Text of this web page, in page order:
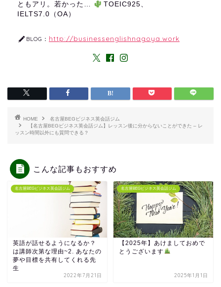
ともアリ。若かった…
TOEIC925、
IELTS7.0（OA）
BLOG： http://businessenglishnagoya.work
HOME
名古屋BEGビジネス英会話ジム
【名古屋BEGビジネス英会話ジム】レッスン後に分からないことができた – レ
ッスン時間以外にも質問できる？
こんな記事もおすすめ
名古屋BEGビジネス英会話ジム
英語が話せるようになるか？
は講師次第な理由~2. あなたの
夢や目標を共有してくれる先
生
2022年7月21日
名古屋BEGビジネス英会話ジム
【2025年】あけましておめで
とうございます
2025年1月1日